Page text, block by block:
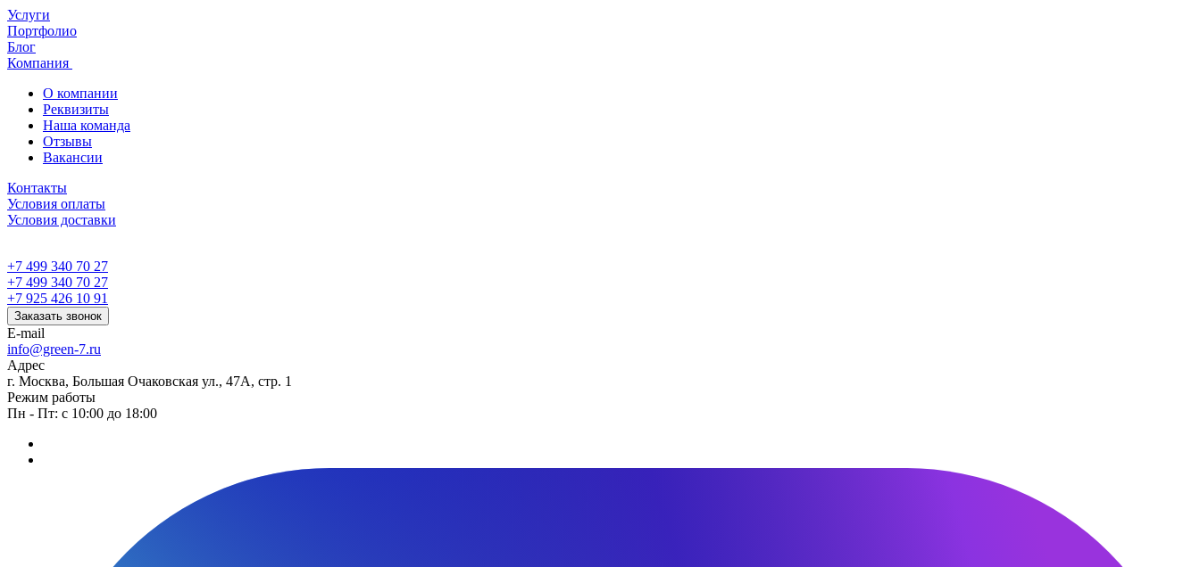
Услуги
Портфолио
Блог
Компания
О компании
Реквизиты
Наша команда
Отзывы
Вакансии
Контакты
Условия оплаты
Условия доставки
+7 499 340 70 27
+7 499 340 70 27
+7 925 426 10 91
Заказать звонок
E-mail
info@green-7.ru
Адрес
г. Москва, Большая Очаковская ул., 47А, стр. 1
Режим работы
Пн - Пт: с 10:00 до 18:00